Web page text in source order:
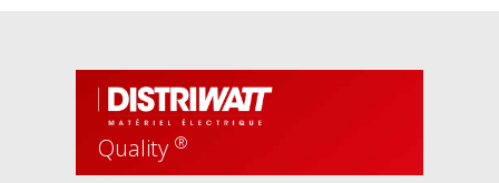
Quality ®